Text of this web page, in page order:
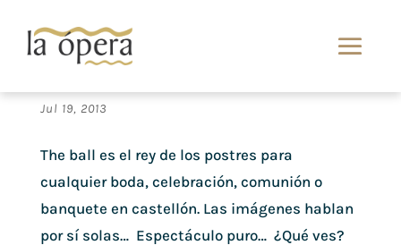
El rey de los postres de banquete de boda: The
Jul 19, 2013
The ball es el rey de los postres para
cualquier boda, celebración, comunión o
banquete en castellón. Las imágenes hablan
por sí solas… Espectáculo puro… ¿Qué ves?